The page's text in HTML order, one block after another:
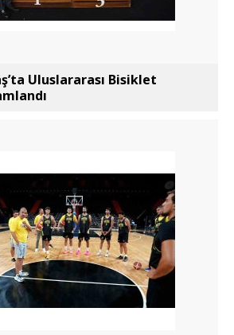
Uluslararası Bisiklet